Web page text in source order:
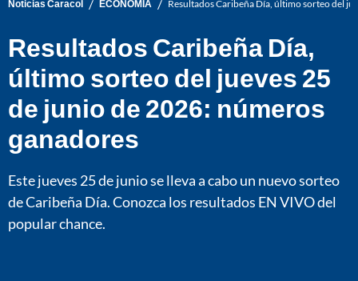
Noticias Caracol / ECONOMÍA / Resultados Caribeña Día, último sorteo del
Resultados Caribeña Día,
último sorteo del jueves 25
de junio de 2026: números
ganadores
Este jueves 25 de junio se lleva a cabo un nuevo sorteo
de Caribeña Día. Conozca los resultados EN VIVO del
popular chance.